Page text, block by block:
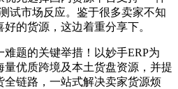
试市场反应。鉴于很多卖家不知
的货源，这边着重分享下。
题的关键举措！以妙手ERP为
优质跨境及本土货盘资源，并提
链路，一站式解决卖家货源烦